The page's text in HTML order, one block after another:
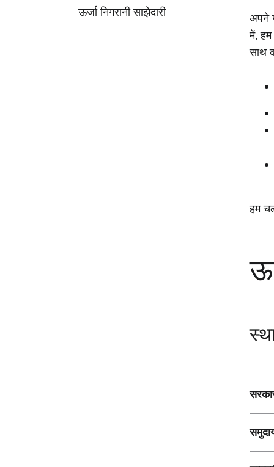
ऊर्जा निगरानी साझेदारी
अपने
में,
साथ
हम